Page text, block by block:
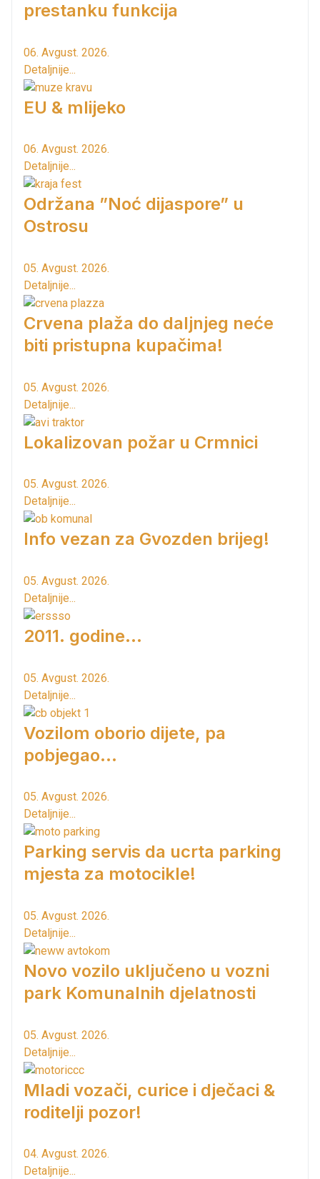
prestanku funkcija
06. Avgust. 2026.
Detaljnije...
EU & mlijeko
06. Avgust. 2026.
Detaljnije...
Održana ”Noć dijaspore” u
Ostrosu
05. Avgust. 2026.
Detaljnije...
Crvena plaža do daljnjeg neće
biti pristupna kupačima!
05. Avgust. 2026.
Detaljnije...
Lokalizovan požar u Crmnici
05. Avgust. 2026.
Detaljnije...
Info vezan za Gvozden brijeg!
05. Avgust. 2026.
Detaljnije...
2011. godine...
05. Avgust. 2026.
Detaljnije...
Vozilom oborio dijete, pa
pobjegao...
05. Avgust. 2026.
Detaljnije...
Parking servis da ucrta parking
mjesta za motocikle!
05. Avgust. 2026.
Detaljnije...
Novo vozilo uključeno u vozni
park Komunalnih djelatnosti
05. Avgust. 2026.
Detaljnije...
Mladi vozači, curice i dječaci &
roditelji pozor!
04. Avgust. 2026.
Detaljnije...